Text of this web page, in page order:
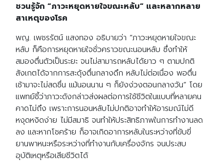
ชวนรู้จัก “ภาวะหยุดหายใจขณะหลับ” และหลากหลาย
สาเหตุของโรค
พญ. เพชรรัตน์ แสงทอง อธิบายว่า “ภาวะหยุดหายใจขณะ
หลับ ก็คือการหยุดหายใจชั่วคราวขณะนอนหลับ ซึ่งทำให้
สมองตื่นตัวเป็นระยะ จนไม่สามารถหลับได้ยาว ๆ ตามปกติ
สังเกตได้จากการสะดุ้งตื่นกลางดึก หลับไม่ต่อเนื่อง พอตื่น
เช้ามาจะไม่สดชื่น แม้นอนนาน ๆ ก็ยังง่วงตอนกลางวัน” โดย
แพทย์ชี้ว่าภาวะดังกล่าวส่งผลต่อการใช้ชีวิตในแบบที่หลายคน
คาดไม่ถึง เพราะการนอนหลับไม่ปกติอาจทำให้อารมณ์ไม่ดี
หงุดหงิดง่าย ไม่มีสมาธิ จนทำให้ประสิทธิภาพในการทำงานลด
ลง และหากโชคร้าย ก็อาจเกิดอาการหลับในระหว่างที่ขับขี่
ยานพาหนะหรือระหว่างที่ทำงานกับเครื่องจักร จนประสบ
อุบัติเหตุหรือเสียชีวิตได้